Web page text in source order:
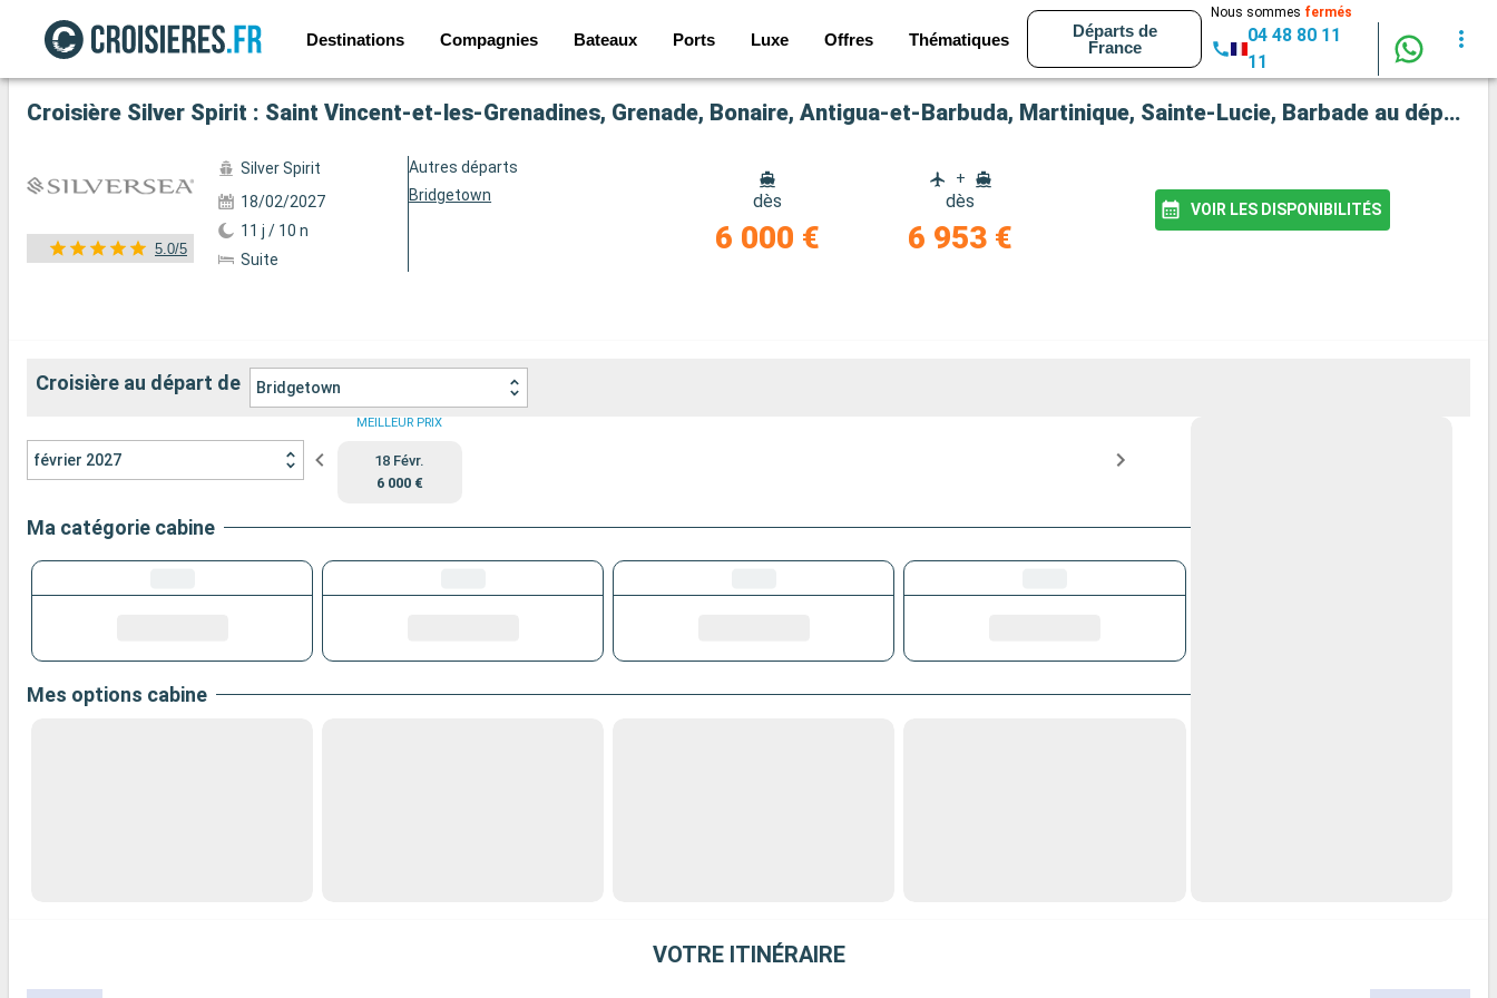
Destinations Compagnies Bateaux Ports Luxe Offres Thématiques
Départs de
France
Nous sommes fermés
04 48 80 11
11
Voir les 55 autres photos
Croisière Silver Spirit : Saint Vincent-et-les-Grenadines, Grenade, Bonaire, Antigua-et-Barbuda, Martinique, Sainte-Lucie, Barbade au départ de Bridgetown
5.0/5
Silver Spirit
18/02/2027
11 j / 10 n
Suite
Autres départs
Bridgetown
dès
6 000 €
+
dès
6 953 €
VOIR LES DISPONIBILITÉS
Croisière au départ de Bridgetown
février 2027
MEILLEUR PRIX
18 Févr.
6 000 €
Ma catégorie cabine
Mes options cabine
VOTRE ITINÉRAIRE